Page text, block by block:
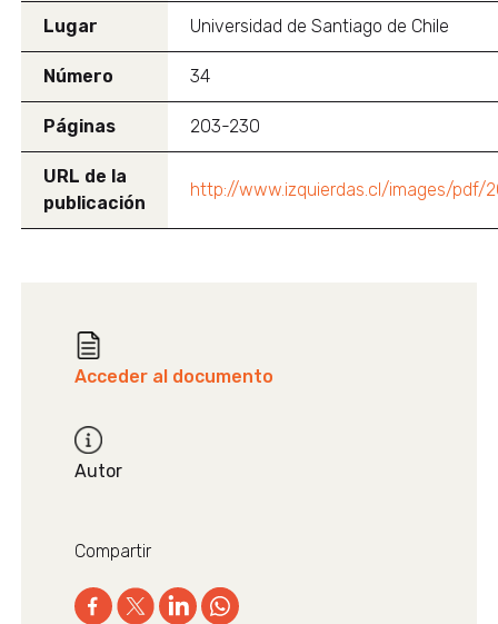
Lugar Universidad de Santiago de Chile
Número 34
Páginas 203-230
URL de la
publicación
http://www.izquierdas.cl/images/pdf/
Acceder al documento
Autor
Compartir